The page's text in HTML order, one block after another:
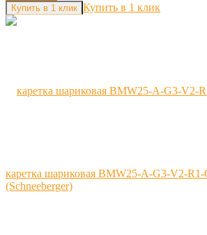
Купить в 1 клик
каретка шариковая BMW25-A-G3-V2-
(Schneeberger)